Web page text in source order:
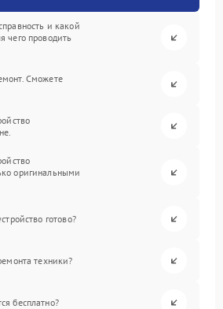
и какой
чего проводить
Сможете
оригинальными
готово?
техники?
бесплатно?